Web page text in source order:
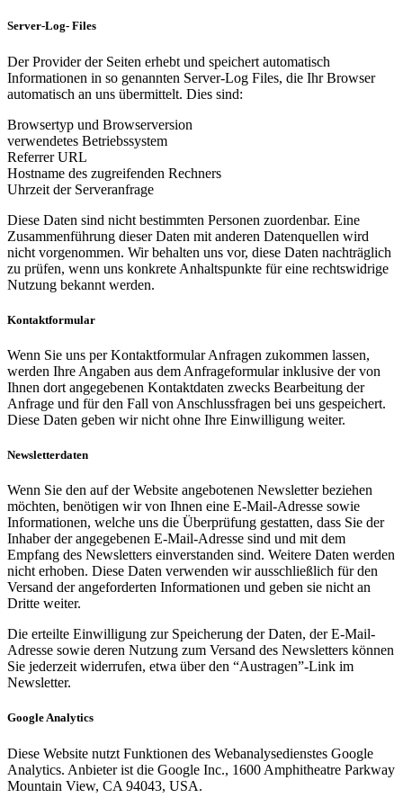
Server-Log- Files
Der Provider der Seiten erhebt und speichert automatisch
Informationen in so genannten Server-Log Files, die Ihr Browser
automatisch an uns übermittelt. Dies sind:
Browsertyp und Browserversion
verwendetes Betriebssystem
Referrer URL
Hostname des zugreifenden Rechners
Uhrzeit der Serveranfrage
Diese Daten sind nicht bestimmten Personen zuordenbar. Eine
Zusammenführung dieser Daten mit anderen Datenquellen wird
nicht vorgenommen. Wir behalten uns vor, diese Daten nachträglich
zu prüfen, wenn uns konkrete Anhaltspunkte für eine rechtswidrige
Nutzung bekannt werden.
Kontaktformular
Wenn Sie uns per Kontaktformular Anfragen zukommen lassen,
werden Ihre Angaben aus dem Anfrageformular inklusive der von
Ihnen dort angegebenen Kontaktdaten zwecks Bearbeitung der
Anfrage und für den Fall von Anschlussfragen bei uns gespeichert.
Diese Daten geben wir nicht ohne Ihre Einwilligung weiter.
Newsletterdaten
Wenn Sie den auf der Website angebotenen Newsletter beziehen
möchten, benötigen wir von Ihnen eine E-Mail-Adresse sowie
Informationen, welche uns die Überprüfung gestatten, dass Sie der
Inhaber der angegebenen E-Mail-Adresse sind und mit dem
Empfang des Newsletters einverstanden sind. Weitere Daten werden
nicht erhoben. Diese Daten verwenden wir ausschließlich für den
Versand der angeforderten Informationen und geben sie nicht an
Dritte weiter.
Die erteilte Einwilligung zur Speicherung der Daten, der E-Mail-
Adresse sowie deren Nutzung zum Versand des Newsletters können
Sie jederzeit widerrufen, etwa über den “Austragen”-Link im
Newsletter.
Google Analytics
Diese Website nutzt Funktionen des Webanalysedienstes Google
Analytics. Anbieter ist die Google Inc., 1600 Amphitheatre Parkway
Mountain View, CA 94043, USA.